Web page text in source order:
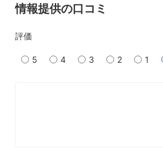
情報提供の口コミ
評価
5 4 3 2 1